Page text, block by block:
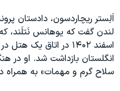
اسرائیل در جنگ
نرگس محمدی برنده جایزه نوبل صلح
همایش محافظه‌کاران آمریکا
صفحه‌های ویژه
اَلِستر ریچاردسون، دادستان
اسفند ۱۴۰۲ در اتاق یک
انگلستان بازداشت شد. او در
سلاح گرم و مهمات» به همراه